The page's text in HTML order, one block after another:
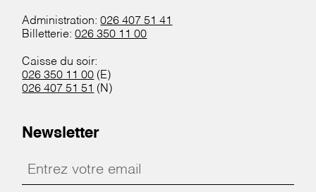
Administration:026 407 51 41
Billetterie:026 350 11 00
Caisse du soir:
026 350 11 00 (E)
026 407 51 51 (N)
Newsletter